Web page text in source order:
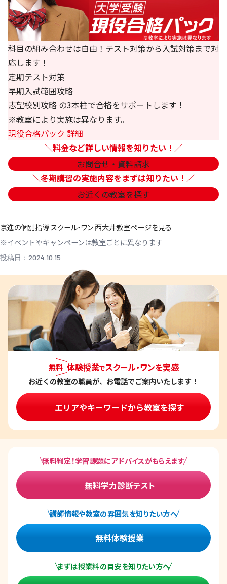
科目の組み合わせは自由！テスト対策から入試対策まで対
応します！
定期テスト対策
早期入試範囲攻略
志望校別攻略 の3本柱で合格をサポートします！
※教室により実施は異なります。
現役合格パック 詳細
＼料金など詳しい情報を知りたい！ ／
お問合せ・資料請求
＼冬期講習の実施内容をまずは知りたい！ ／
お近くの教室を探す
京進の個別指導 スクール・ワン 西大井教室ページを見る
※イベントやキャンペーンは教室ごとに異なります
投稿日：2024.10.15
無料 体験授業でスクール・ワンを実感
お近くの教室の職員が、お電話でご案内いたします！
エリアやキーワードから教室を探す
無料判定！学習課題にアドバイスがもらえます
無料学力診断テスト
講師情報や教室の雰囲気を知りたい方へ
無料体験授業
まずは授業料の目安を知りたい方へ